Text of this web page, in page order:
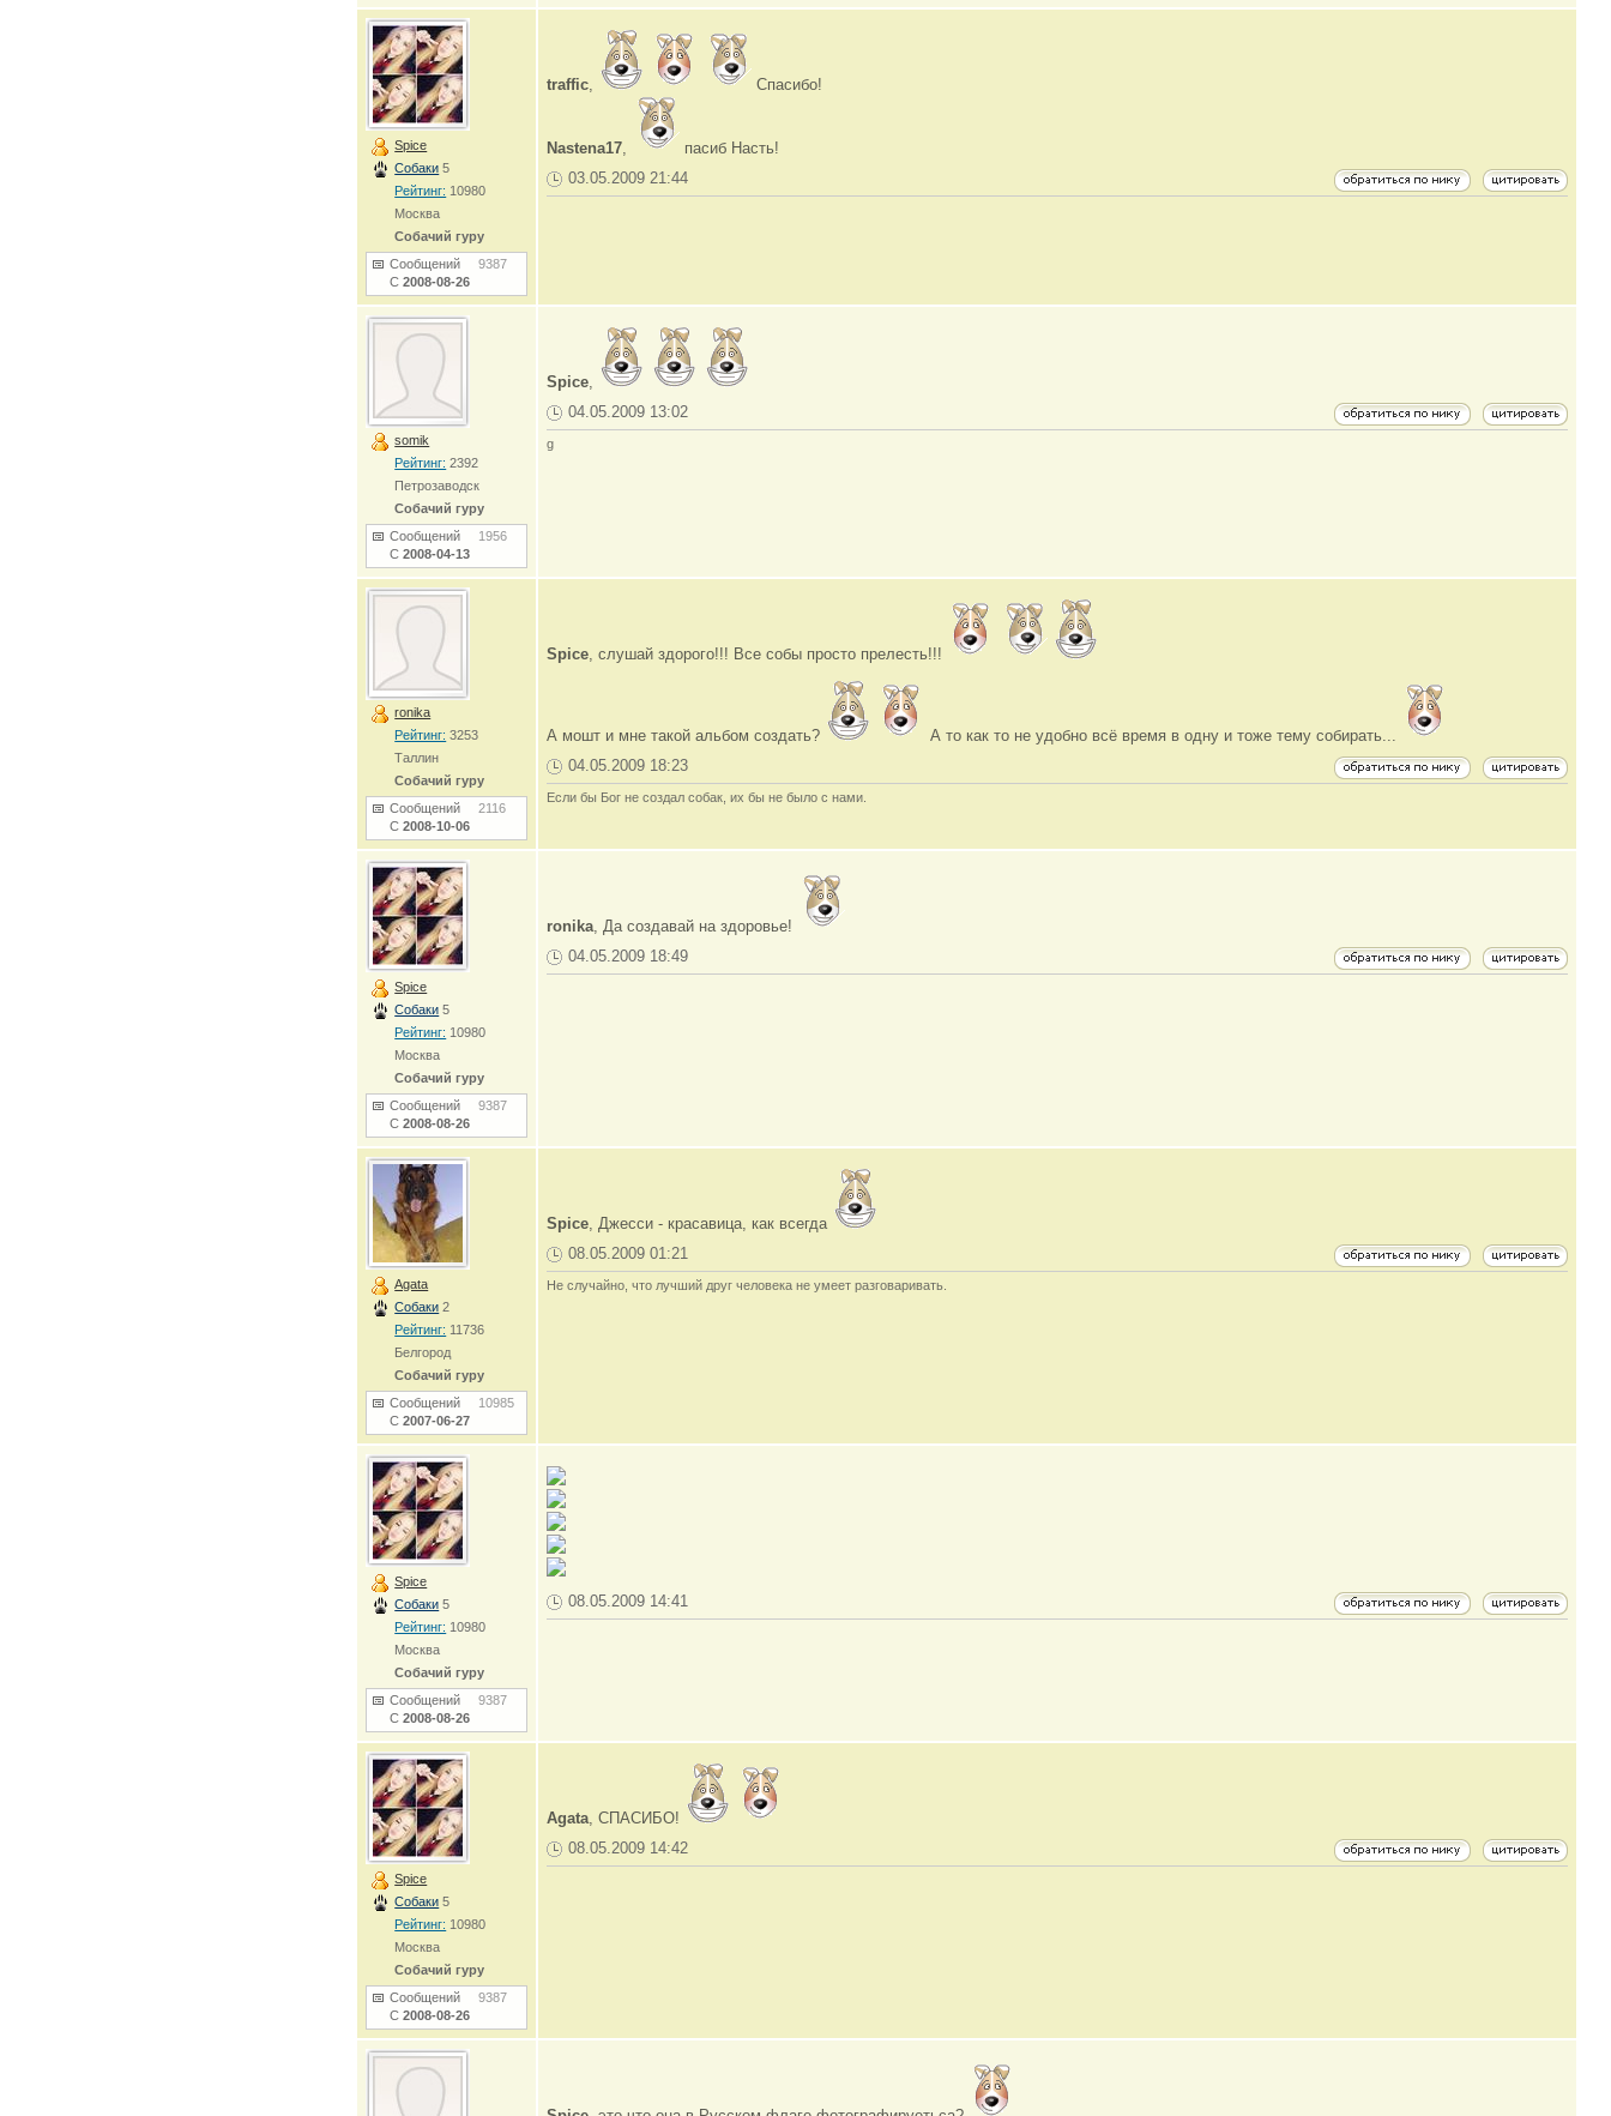
Spice
Собаки 5
Рейтинг: 10980
Москва
Собачий гуру
Сообщений9387
С2008-08-26
traffic, Спасибо!
Nastena17,
пасиб Насть!
03.05.2009 21:44
somik
Рейтинг: 2392
Петрозаводск
Собачий гуру
Сообщений 1956
С2008-04-13
Spice,
04.05.2009 13:02
g
ronika
Рейтинг: 3253
Таллин
Собачий гуру
Сообщений2116
С2008-10-06
Spice, слушай здорого!!! Все собы просто прелесть!!!
А мошт и мне такой альбом создать?
А то как то не удобно всё время в одну и тоже тему собирать...
04.05.2009 18:23
Если бы Бог не создал собак, их бы не было с нами.
Spice
Собаки 5
Рейтинг: 10980
Москва
Собачий гуру
Сообщений9387
С2008-08-26
ronika, Да создавай на здоровье!
04.05.2009 18:49
Agata
Собаки 2
Рейтинг: 11736
Белгород
Собачий гуру
Сообщений 10985
С2007-06-27
Spice, Джесси - красавица, как всегда
08.05.2009 01:21
Не случайно, что лучший друг человека не умеет разговаривать.
Spice
Собаки 5
Рейтинг: 10980
Москва
Собачий гуру
Сообщений9387
С2008-08-26
08.05.2009 14:41
Spice
Собаки 5
Рейтинг: 10980
Москва
Собачий гуру
Сообщений9387
С2008-08-26
Agata, СПАСИБО!
08.05.2009 14:42